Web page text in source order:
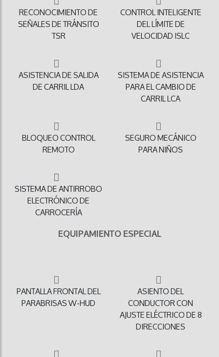
RECONOCIMIENTO DE
SEÑALES DE TRÁNSITO
TSR
CONTROL INTELIGENTE
DEL LÍMITE DE
VELOCIDAD ISLC
ASISTENCIA DE SALIDA
DE CARRIL LDA
SISTEMA DE ASISTENCIA
PARA EL CAMBIO DE
CARRIL LCA
BLOQUEO CONTROL
REMOTO
SEGURO MECÁNICO
PARA NIÑOS
SISTEMA DE ANTIRROBO
ELECTRÓNICO DE
CARROCERÍA
EQUIPAMIENTO ESPECIAL
PANTALLA FRONTAL DEL
PARABRISAS W-HUD
ASIENTO DEL
CONDUCTOR CON
AJUSTE ELÉCTRICO DE 8
DIRECCIONES